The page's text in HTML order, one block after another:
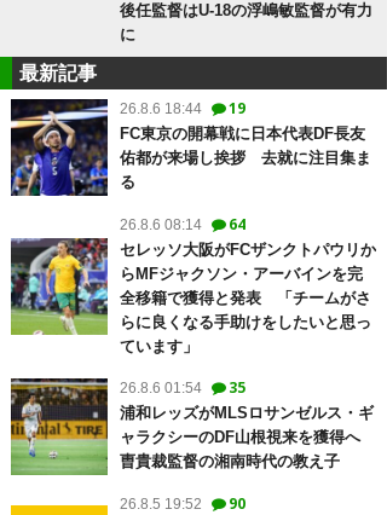
後任監督はU-18の浮嶋敏監督が有力
に
最新記事
26.8.6 18:44 19
FC東京の開幕戦に日本代表DF長友
佑都が来場し挨拶 去就に注目集ま
る
26.8.6 08:14 64
セレッソ大阪がFCザンクトパウリか
らMFジャクソン・アーバインを完
全移籍で獲得と発表 「チームがさ
らに良くなる手助けをしたいと思っ
ています」
26.8.6 01:54 35
浦和レッズがMLSロサンゼルス・ギ
ャラクシーのDF山根視来を獲得へ
曺貴裁監督の湘南時代の教え子
26.8.5 19:52 90